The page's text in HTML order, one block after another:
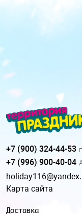
Доставка
+7 (900) 324-44-53
+7 (996) 900-40-04
Карта сайта